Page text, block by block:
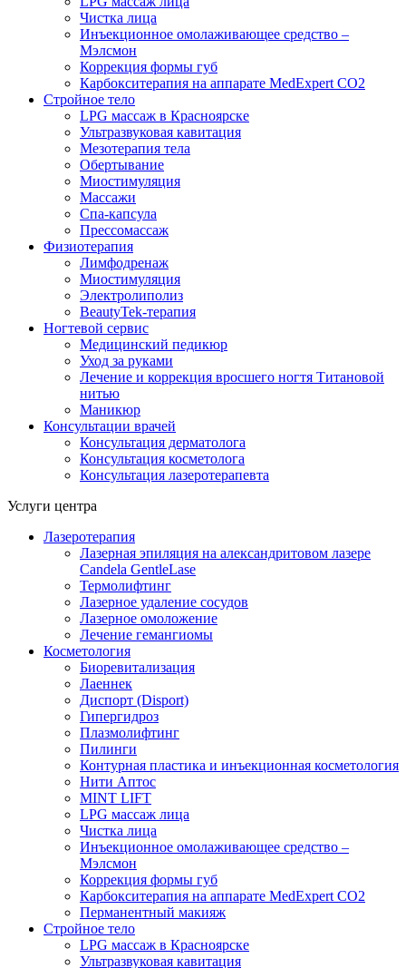
Чистка лица
Инъекционное омолаживающее средство –
Мэлсмон
Коррекция формы губ
Карбокситерапия на аппарате MedExpert CO2
Стройное тело
LPG массаж в Красноярске
Ультразвуковая кавитация
Мезотерапия тела
Обертывание
Миостимуляция
Массажи
Спа-капсула
Прессомассаж
Физиотерапия
Лимфодренаж
Миостимуляция
Электролиполиз
BeautyTek-терапия
Ногтевой сервис
Медицинский педикюр
Уход за руками
Лечение и коррекция вросшего ногтя Титановой
нитью
Маникюр
Консультации врачей
Консультация дерматолога
Консультация косметолога
Консультация лазеротерапевта
Услуги центра
Лазеротерапия
Лазерная эпиляция на александритовом лазере
Candela GentleLase
Термолифтинг
Лазерное удаление сосудов
Лазерное омоложение
Лечение гемангиомы
Косметология
Биоревитализация
Лаеннек
Диспорт (Disport)
Гипергидроз
Плазмолифтинг
Пилинги
Контурная пластика и инъекционная косметология
Нити Аптос
MINT LIFT
LPG массаж лица
Чистка лица
Инъекционное омолаживающее средство –
Мэлсмон
Коррекция формы губ
Карбокситерапия на аппарате MedExpert CO2
Перманентный макияж
Стройное тело
LPG массаж в Красноярске
Ультразвуковая кавитация